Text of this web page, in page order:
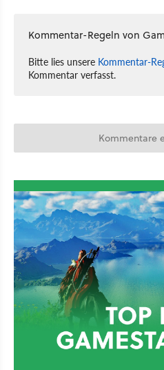
Kommentar-Regeln von
Bitte lies unsere Kommentar-
Kommentar verfasst.
Kommentare